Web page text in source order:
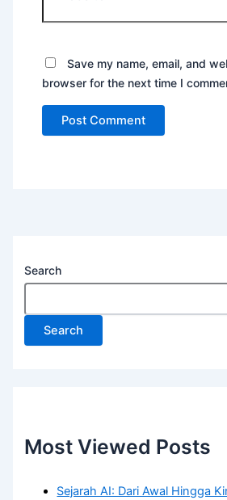
Save my name, email, and
browser for the next time I
Search
Search
Most Viewed Posts
Sejarah AI: Dari Awal Hingga